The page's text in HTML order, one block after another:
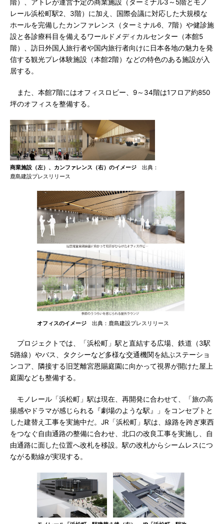
階）、アトレが運営予定の商業施設（ターミナル3～5階とモノ
レール浜松町駅2、3階）に加え、国際会議に対応した大規模な
ホールを完備したカンファレンス（ターミナル6、7階）や健診施
設と各診療科目を備えるワールドメディカルセンター（本館5
階）、訪日外国人旅行者や国内旅行者向けに日本各地の魅力を発
信する観光プレ体験施設（本館2階）などの特色のある施設が入
居する。
また、本館7階にはオフィスロビー、9～34階は1フロア約850
坪のオフィスを整備する。
商業施設（左）、カンファレンス（右）のイメージ 出典：
鹿島建設プレスリリース
オフィスのイメージ 出典：鹿島建設プレスリリース
プロジェクトでは、「浜松町」駅と直結する広場、鉄道（3駅
5路線）やバス、タクシーなど多様な交通機関を結ぶステーショ
ンコア、隣接する旧芝離宮恩賜庭園に向かって視界が開けた屋上
庭園なども整備する。
モノレール「浜松町」駅は現在、再開発に合わせて、「旅の高
揚感やドラマが感じられる『劇場のような駅』」をコンセプトと
した建替え工事を実施中だ。JR「浜松町」駅は、線路を跨ぎ東西
をつなぐ自由通路の整備に合わせ、北口の改良工事を実施し、自
由通路に面した位置へ改札を移設。駅の改札からシームレスにつ
ながる動線が実現する。